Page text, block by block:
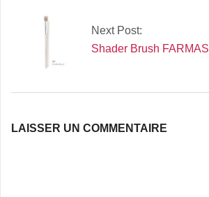
Next Post:
Shader Brush FARMASI
LAISSER UN COMMENTAIRE